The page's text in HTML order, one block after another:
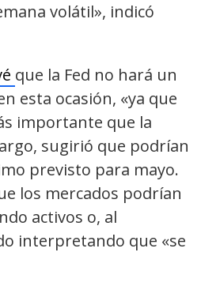
volátil», indicó
que la Fed no hará un
esta ocasión, «ya que
importante que la
sugirió que podrían
previsto para mayo.
los mercados podrían
activos o, al
interpretando que «se